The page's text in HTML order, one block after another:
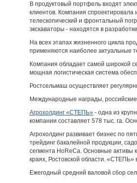
В продуктовый портфель входят
клиентов. Компания
телескопический и фронтальный
экскаваторы - находятся в
На всех этапах жизненного цикла
применяются наиболее актуальные
Компания обладает самой широкой
мощная логистическая система
Ростсельмаш осуществляет
Международные награды,
Агрохолдинг «СТЕПЬ» - одна из
компании составляет 578 тыс. га.
Агрохолдинг развивает бизнес по
трейдинг бакалейной продукции,
сегмента HoReCa. Основные активы
краях, Ростовской области. «СТЕПЬ»
Ежегодный средний валовой сбор